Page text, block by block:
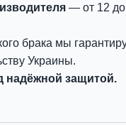
— от 12 до
брака мы
Украины.
надёжной защитой.